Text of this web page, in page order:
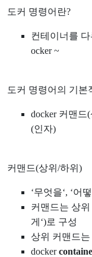
도커 명령어란?
컨테이너를
ocker ~
도커 명령어의 기본
docker 커맨드
(인자)
커맨드(상위/하위)
‘무엇을‘, ‘어
커맨드는 상위
게‘)로 구성
상위 커맨드
docker